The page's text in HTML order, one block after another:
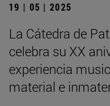
19 | 05 | 2025
La Cátedra de
celebra su XX
experiencia
material e